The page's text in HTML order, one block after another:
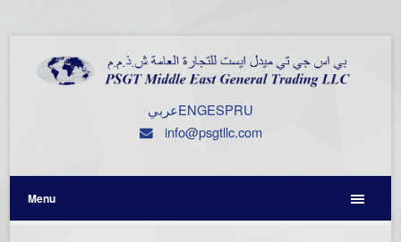
عربيENGESPRU
info@psgtllc.com
Menu